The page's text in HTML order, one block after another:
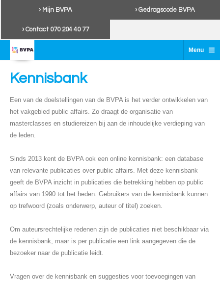
› Mijn BVPA › Gedragscode BVPA
› Contact 070 204 40 77
Menu ≡
Kennisbank
Een van de doelstellingen van de BVPA is het verder ontwikkelen van
het vakgebied public affairs. Zo draagt de organisatie van
masterclasses en studiereizen bij aan de inhoudelijke verdieping van
de leden.
Sinds 2013 kent de BVPA ook een online kennisbank: een database
van relevante publicaties over public affairs. Met deze kennisbank
geeft de BVPA inzicht in publicaties die betrekking hebben op public
affairs van 1990 tot het heden. Gebruikers van de kennisbank kunnen
op trefwoord (zoals onderwerp, auteur of titel) zoeken.
Om auteursrechtelijke redenen zijn de publicaties niet beschikbaar via
de kennisbank, maar is per publicatie een link aangegeven die de
bezoeker naar de publicatie leidt.
Vragen over de kennisbank en suggesties voor toevoegingen van